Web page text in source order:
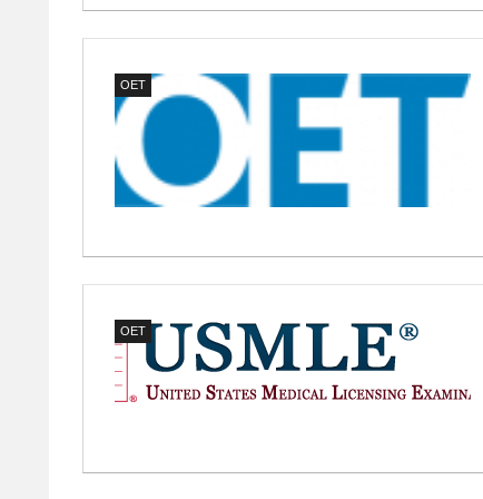
OET
OET